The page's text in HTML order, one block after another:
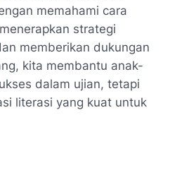
memahami cara
strategi
memberikan dukungan
kita membantu anak-
dalam ujian, tetapi
literasi yang kuat untuk